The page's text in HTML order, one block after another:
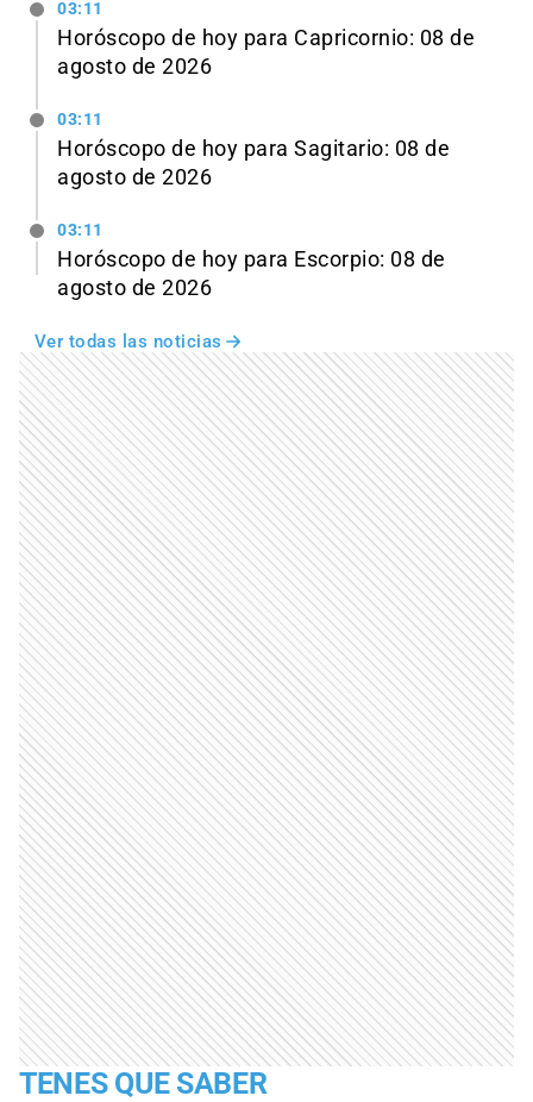
03:11
Horóscopo de hoy para Capricornio: 08 de
agosto de 2026
03:11
Horóscopo de hoy para Sagitario: 08 de
agosto de 2026
03:11
Horóscopo de hoy para Escorpio: 08 de
agosto de 2026
Ver todas las noticias
TENES QUE SABER